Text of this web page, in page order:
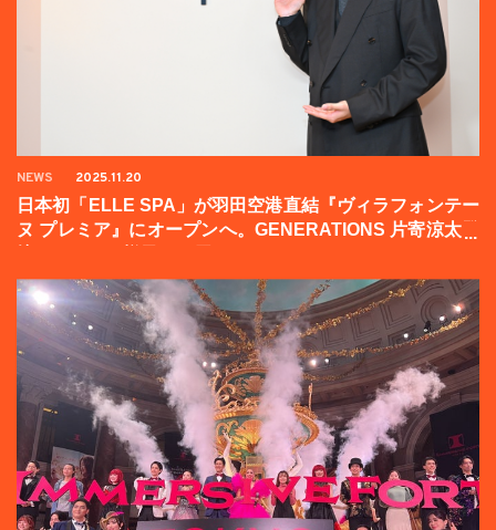
NEWS 2025.11.20
日本初「ELLE SPA」が羽田空港直結『ヴィラフォンテー
ヌ プレミア』にオープンへ。GENERATIONS 片寄涼太登